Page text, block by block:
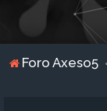
Foro Axeso5